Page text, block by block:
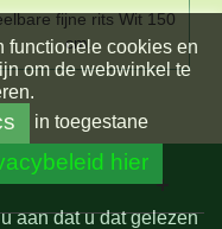
fijne rits Wit 150
cm.
functionele cookies en
om de webwinkel te
in toegestane
hier
aan dat u dat gelezen